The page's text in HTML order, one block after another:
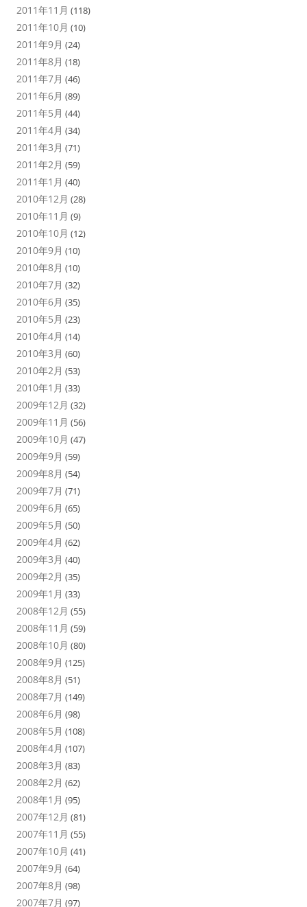
2011年11月 (118)
2011年10月 (10)
2011年9月 (24)
2011年8月 (18)
2011年7月 (46)
2011年6月 (89)
2011年5月 (44)
2011年4月 (34)
2011年3月 (71)
2011年2月 (59)
2011年1月 (40)
2010年12月 (28)
2010年11月 (9)
2010年10月 (12)
2010年9月 (10)
2010年8月 (10)
2010年7月 (32)
2010年6月 (35)
2010年5月 (23)
2010年4月 (14)
2010年3月 (60)
2010年2月 (53)
2010年1月 (33)
2009年12月 (32)
2009年11月 (56)
2009年10月 (47)
2009年9月 (59)
2009年8月 (54)
2009年7月 (71)
2009年6月 (65)
2009年5月 (50)
2009年4月 (62)
2009年3月 (40)
2009年2月 (35)
2009年1月 (33)
2008年12月 (55)
2008年11月 (59)
2008年10月 (80)
2008年9月 (125)
2008年8月 (51)
2008年7月 (149)
2008年6月 (98)
2008年5月 (108)
2008年4月 (107)
2008年3月 (83)
2008年2月 (62)
2008年1月 (95)
2007年12月 (81)
2007年11月 (55)
2007年10月 (41)
2007年9月 (64)
2007年8月 (98)
2007年7月 (97)